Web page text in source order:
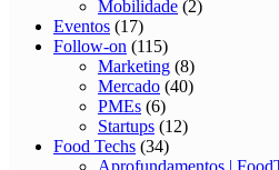
Mobilidade (2)
Eventos (17)
Follow-on (115)
Marketing (8)
Mercado (40)
PMEs (6)
Startups (12)
Food Techs (34)
Aprofundamentos |